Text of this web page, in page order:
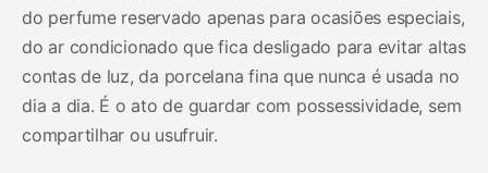
do perfume reservado apenas para ocasiões especiais,
do ar condicionado que fica desligado para evitar altas
contas de luz, da porcelana fina que nunca é usada no
dia a dia. É o ato de guardar com possessividade, sem
compartilhar ou usufruir.